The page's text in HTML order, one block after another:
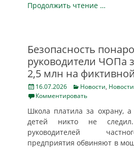
Продолжить чтение …
Безопасность
руководители ЧОПа
2,5 млн на
Posted
on
16.07.2026 Categories
Новости,
Комментировать
Школа платила за охрану, а
детей никто не
руководителей
предприятия обвиняют в